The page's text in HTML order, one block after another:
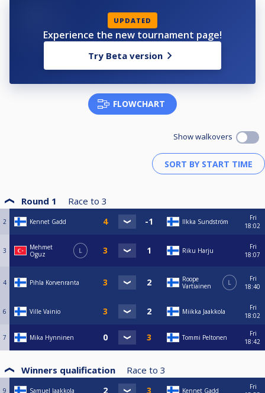
UPDATED
Experience the new tournament page!
Try Beta version
FLOWCHART
Show walkovers
Round 1 Race to 3
2 Kennet Gadd Ilkka Sundström
Fri
18:02
3
Mehmet
Oguz
L Riku Harju
Fri
18:07
4 Pihla Korvenranta
Roope
Vartiainen
L
Fri
18:40
6 Ville Vainio Miikka Jaakkola
Fri
18:02
7 Mika Hynninen Tommi Peltonen
Fri
18:42
Winners qualification Race to 3
9 Samuel Jaakkola Kennet Gadd
Fri